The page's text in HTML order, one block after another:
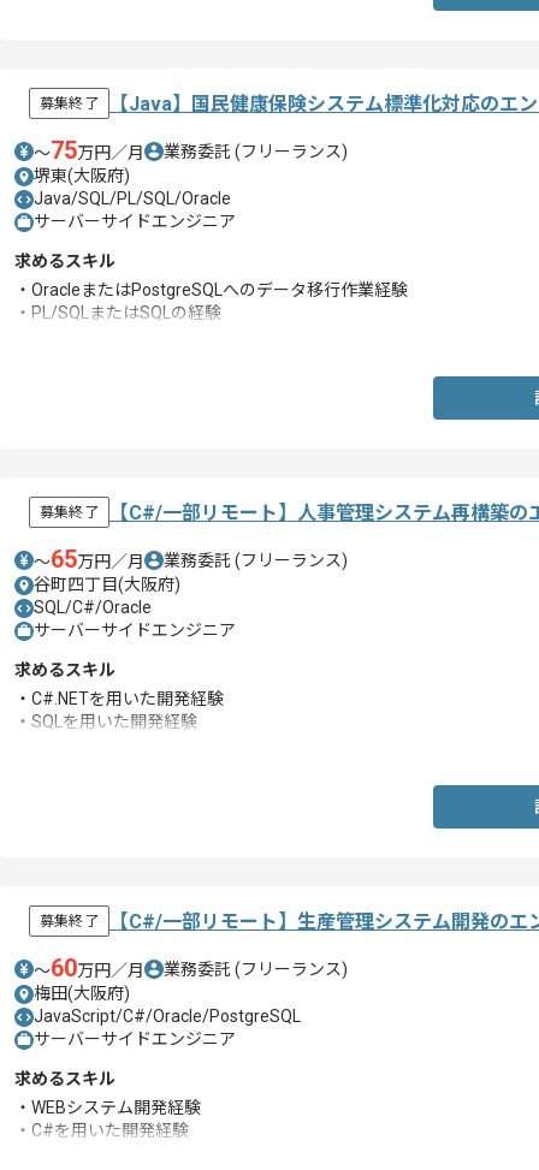
募集終了 【Java】国民健康保険システム標準化対応のエ
〜75万円／月 業務委託 (フリーランス)
堺東(大阪府)
Java/SQL/PL/SQL/Oracle
サーバーサイドエンジニア
求めるスキル
・OracleまたはPostgreSQLへのデータ移行作業経験
・PL/SQLまたはSQLの経験
募集終了 【C#/一部リモート】人事管理システム再構築の
〜65万円／月 業務委託 (フリーランス)
谷町四丁目(大阪府)
SQL/C#/Oracle
サーバーサイドエンジニア
求めるスキル
・C#.NETを用いた開発経験
・SQLを用いた開発経験
募集終了 【C#/一部リモート】生産管理システム開発のエ
〜60万円／月 業務委託 (フリーランス)
梅田(大阪府)
JavaScript/C#/Oracle/PostgreSQL
サーバーサイドエンジニア
求めるスキル
・WEBシステム開発経験
・C#を用いた開発経験